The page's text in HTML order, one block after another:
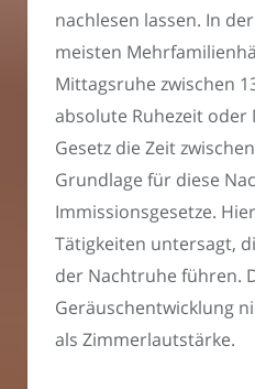
nachlesen lassen. In
meisten
Mittagsruhe zwischen
absolute Ruhezeit oder
Gesetz die Zeit
Grundlage für diese
Immissionsgesetze.
Tätigkeiten untersagt,
der Nachtruhe führen.
Geräuschentwicklung
als Zimmerlautstärke.